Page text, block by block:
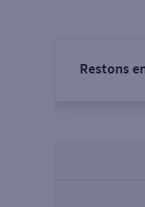
Restons